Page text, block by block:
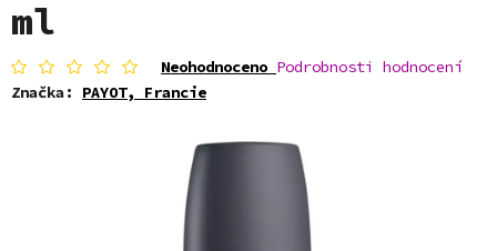
ml
Průměrné
hodnocení
produktu
hvězdiček.
Neohodnoceno Podrobnosti hodnocení
Značka: PAYOT, Francie